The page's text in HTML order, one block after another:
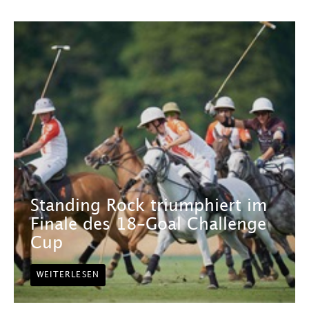
Standing Rock triumphiert im
Finale des 18-Goal Challenge
Cup
WEITERLESEN